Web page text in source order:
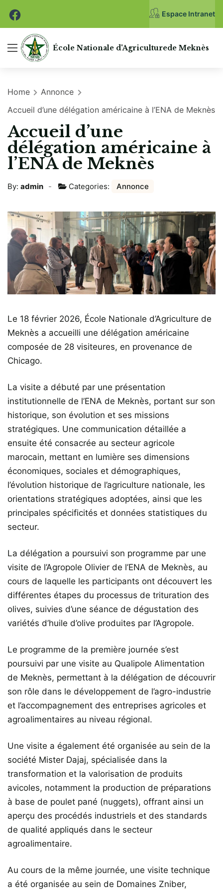
Espace Intranet
École Nationale d'Agriculturede Meknès
Home
Annonce
Accueil d’une délégation américaine à l’ENA de Meknès
Accueil d’une
délégation américaine à
l’ENA de Meknès
By: admin Categories: Annonce
Le 18 février 2026, École Nationale d’Agriculture de
Meknès a accueilli une délégation américaine
composée de 28 visiteures, en provenance de
Chicago.
La visite a débuté par une présentation
institutionnelle de l’ENA de Meknès, portant sur son
historique, son évolution et ses missions
stratégiques. Une communication détaillée a
ensuite été consacrée au secteur agricole
marocain, mettant en lumière ses dimensions
économiques, sociales et démographiques,
l’évolution historique de l’agriculture nationale, les
orientations stratégiques adoptées, ainsi que les
principales spécificités et données statistiques du
secteur.
La délégation a poursuivi son programme par une
visite de l’Agropole Olivier de l’ENA de Meknès, au
cours de laquelle les participants ont découvert les
différentes étapes du processus de trituration des
olives, suivies d’une séance de dégustation des
variétés d’huile d’olive produites par l’Agropole.
Le programme de la première journée s’est
poursuivi par une visite au Qualipole Alimentation
de Meknès, permettant à la délégation de découvrir
son rôle dans le développement de l’agro-industrie
et l’accompagnement des entreprises agricoles et
agroalimentaires au niveau régional.
Une visite a également été organisée au sein de la
société Mister Dajaj, spécialisée dans la
transformation et la valorisation de produits
avicoles, notamment la production de préparations
à base de poulet pané (nuggets), offrant ainsi un
aperçu des procédés industriels et des standards
de qualité appliqués dans le secteur
agroalimentaire.
Au cours de la même journée, une visite technique
a été organisée au sein de Domaines Zniber,